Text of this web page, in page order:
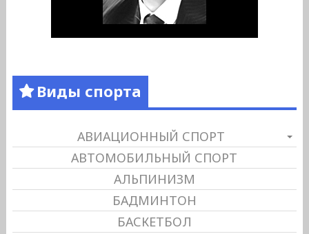
Виды спорта
АВИАЦИОННЫЙ СПОРТ
АВТОМОБИЛЬНЫЙ СПОРТ
АЛЬПИНИЗМ
БАДМИНТОН
БАСКЕТБОЛ